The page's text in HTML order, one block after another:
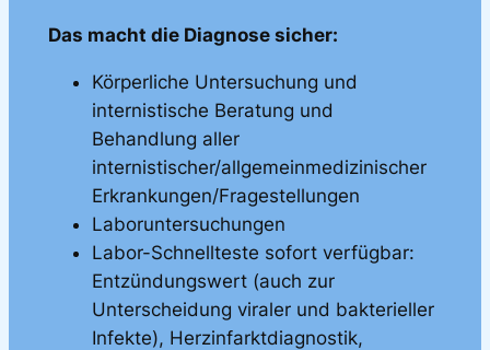
Das macht die Diagnose sicher:
Körperliche Untersuchung und
internistische Beratung und
Behandlung aller
internistischer/allgemeinmedizinischer
Erkrankungen/Fragestellungen
Laboruntersuchungen
Labor-Schnellteste sofort verfügbar:
Entzündungswert (auch zur
Unterscheidung viraler und bakterieller
Infekte), Herzinfarktdiagnostik,